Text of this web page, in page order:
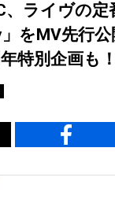
、ライヴの定
をMV先行
特別企画も！